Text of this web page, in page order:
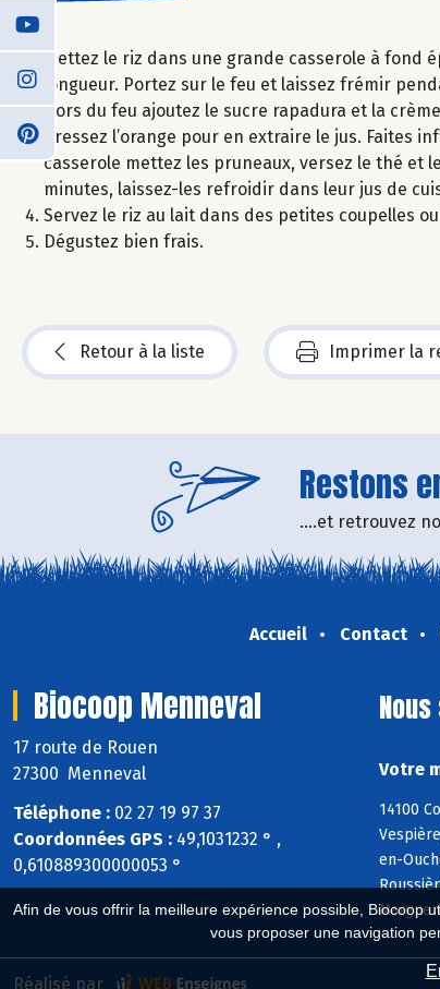
Afin de vous offrir la meilleure expérience possible, Biocoop
vous proposer une navigation
Mettez le riz dans une grande casserole à fond
longueur. Portez sur le feu et laissez frémir
Hors du feu ajoutez le sucre rapadura et la
Pressez l’orange pour en extraire le jus. Faites
casserole mettez les pruneaux, versez le thé et
minutes, laissez-les refroidir dans leur jus de
Servez le riz au lait dans des petites coupelles
Dégustez bien frais.
Retour à la liste Imprimer la
Restons
....et retrouvez
Accueil Contact
Biocoop Menneval
17 route de Rouen
27300 Menneval
Téléphone : 02 27 19 97 37
Coordonnées GPS : 49,1031232 ° ,
0,610889300000053 °
Votre
14100
en-
Réalisé par